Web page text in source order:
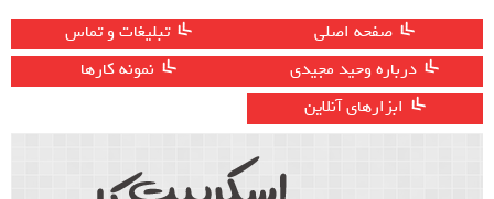
صفحه اصلی
تبلیغات و تماس
درباره وحید مجیدی
نمونه کارها
ابزارهای آنلاین